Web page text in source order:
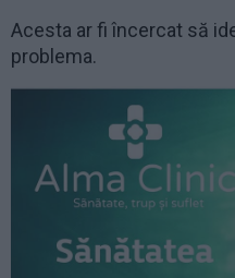
Acesta ar fi încercat să
problema.